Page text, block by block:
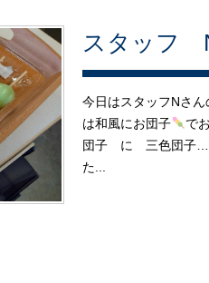
スタッフ
今日はスタッフN
は和風にお団子
で
団子 に 三色団
た...